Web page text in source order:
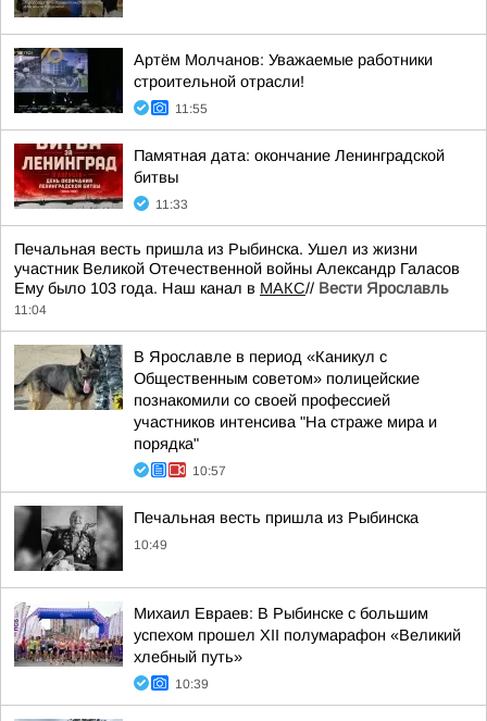
Артём Молчанов: Уважаемые работники
строительной отрасли!
11:55
Памятная дата: окончание Ленинградской
битвы
11:33
Печальная весть пришла из Рыбинска. Ушел из жизни
участник Великой Отечественной войны Александр Галасов
Ему было 103 года. Наш канал в МАКС// Вести Ярославль
11:04
В Ярославле в период «Каникул с
Общественным советом» полицейские
познакомили со своей профессией
участников интенсива "На страже мира и
порядка"
10:57
Печальная весть пришла из Рыбинска
10:49
Михаил Евраев: В Рыбинске с большим
успехом прошел XII полумарафон «Великий
хлебный путь»
10:39